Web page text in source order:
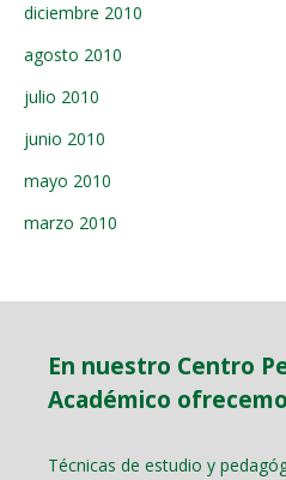
diciembre 2010
agosto 2010
julio 2010
junio 2010
mayo 2010
marzo 2010
En nuestro Centro
Académico
Técnicas de estudio y